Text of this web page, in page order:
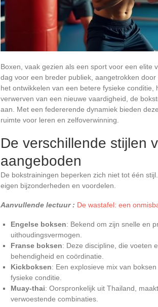
Boxen, vaak gezien als een sport voor een elite
dag voor een breder publiek, aangetrokken
het ontwikkelen van een betere fysieke
verwerven van een nieuwe vaardigheid, de
aan. Met een federerende dynamiek bieden
ruimte voor leren en zelfoverwinning.
De verschillende stijlen
aangeboden
De bokstrainingen beperken zich niet tot één
eigen bijzonderheden en voordelen.
Aanvullende lectuur : De wastafel: een
Engelse boksen: Bekend om zijn snelle en
uithoudingsvermogen.
Franse boksen: Deze discipline, die voeten
behendigheid en coördinatie.
Kickboksen: Een explosieve mix van
fysieke conditie.
Muay-thai: Oorspronkelijk uit Thailand,
verwoestende combinaties.